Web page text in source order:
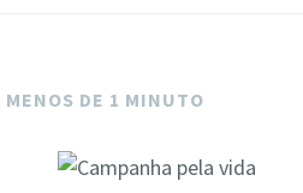
MENOS DE 1 MINUTO